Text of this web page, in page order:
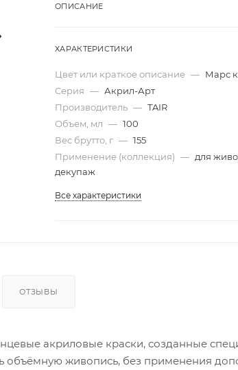
ОПИСАНИЕ
ХАРАКТЕРИСТИКИ
Цвет или краткое описание — Марс
Серия — Акрил-Арт
Производитель — TAIR
Объем, мл — 100
Вес брутто, г — 155
Применение (коллекция) — для
декупаж
Все характеристики
ОТЗЫВЫ
акриловые краски, созданные
объёмную живопись, без применения